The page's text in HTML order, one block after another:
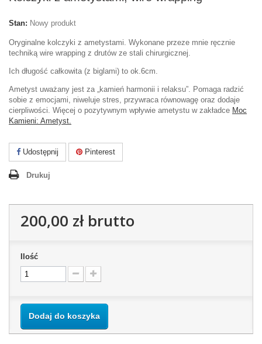
Stan: Nowy produkt
Oryginalne kolczyki z ametystami. Wykonane przeze mnie ręcznie
techniką wire wrapping z drutów ze stali chirurgicznej.
Ich długość całkowita (z biglami) to ok.6cm.
Ametyst uważany jest za „kamień harmonii i relaksu”. Pomaga radzić
sobie z emocjami, niweluje stres, przywraca równowagę oraz dodaje
cierpliwości. Więcej o pozytywnym wpływie ametystu w zakładce Moc
Kamieni: Ametyst.
Udostępnij Pinterest
Drukuj
200,00 złbrutto
Ilość
Dodaj do koszyka